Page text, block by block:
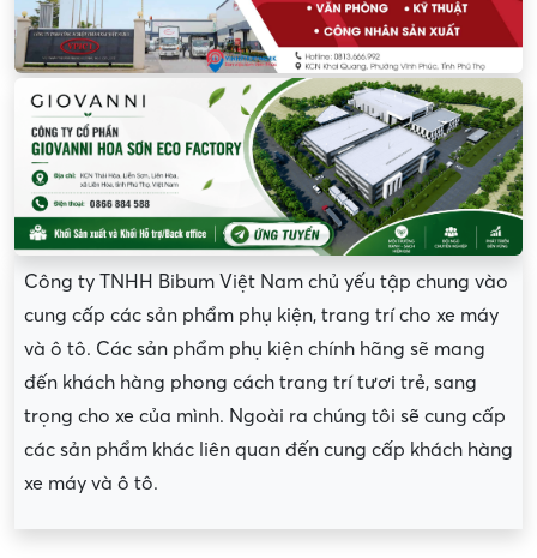
Công ty TNHH Bibum Việt Nam chủ yếu tập chung vào
cung cấp các sản phẩm phụ kiện, trang trí cho xe máy
và ô tô. Các sản phẩm phụ kiện chính hãng sẽ mang
đến khách hàng phong cách trang trí tươi trẻ, sang
trọng cho xe của mình. Ngoài ra chúng tôi sẽ cung cấp
các sản phẩm khác liên quan đến cung cấp khách hàng
xe máy và ô tô.